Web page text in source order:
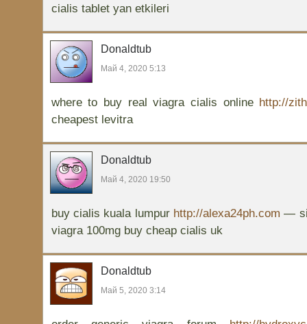
cialis tablet yan etkileri
Donaldtub
Май 4, 2020 5:13
where to buy real viagra cialis online http://
cheapest levitra
Donaldtub
Май 4, 2020 19:50
buy cialis kuala lumpur http://alexa24ph.com —
viagra 100mg buy cheap cialis uk
Donaldtub
Май 5, 2020 3:14